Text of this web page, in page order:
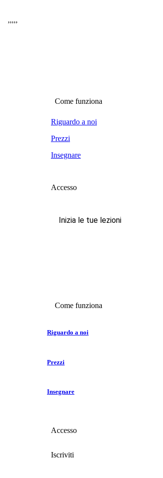
,,,,,
Come funziona
Riguardo a noi
Prezzi
Insegnare
Accesso
Inizia le tue lezioni
Come funziona
Riguardo a noi
Prezzi
Insegnare
Accesso
Iscriviti